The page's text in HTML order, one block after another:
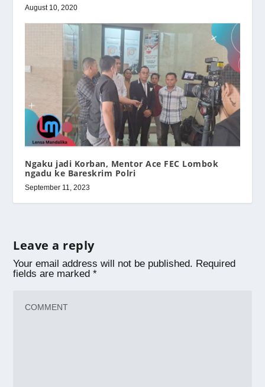
August 10, 2020
Ngaku jadi Korban, Mentor Ace FEC Lombok
ngadu ke Bareskrim Polri
September 11, 2023
Leave a reply
Your email address will not be published. Required
fields are marked*